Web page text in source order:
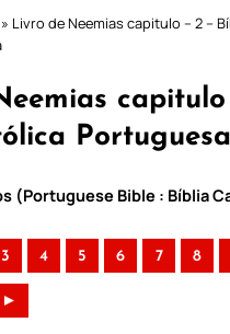
» Livro de Neemias capitulo – 2 –
capitulo
Portuguesa
(Portuguese Bible : Bíblia
3 4 5 6 7 8
►